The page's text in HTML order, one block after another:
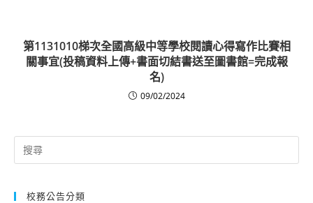
第1131010梯次全國高級中等學校閱讀心得寫作比賽相
關事宜(投稿資料上傳+書面切結書送至圖書館=完成報
名)
09/02/2024
Search
for:
校務公告分類